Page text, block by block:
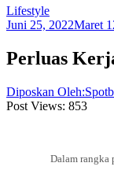
Lifestyle
Juni 25, 2022Maret
Perluas
Diposkan
Post Views: 853
Dalam rangka